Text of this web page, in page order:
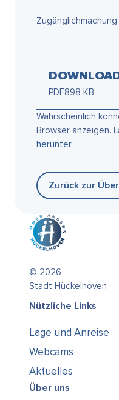
PDF898 KB
Wahrscheinlich
Browser anzeigen.
herunter.
Zurück zur
© 2026
Stadt Hückelhoven
Nützliche Links
Lage und Anreise
Webcams
Aktuelles
Über uns